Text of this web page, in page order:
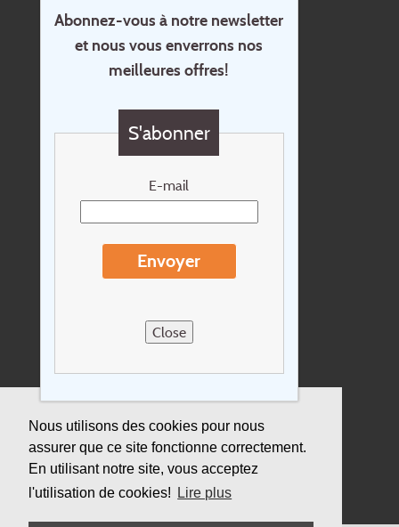
Nous utilisons des cookies pour nous
assurer que ce site fonctionne correctement.
En utilisant notre site, vous acceptez
l'utilisation de cookies!
Lire plus
Abonnez-vous à notre newsletter
et nous vous enverrons nos
meilleures offres!
S'abonner
E-mail
Envoyer
Close
Accueil
Contact
Questions?
Newsletter
Conditions de voyage
Sitemap
Assurance